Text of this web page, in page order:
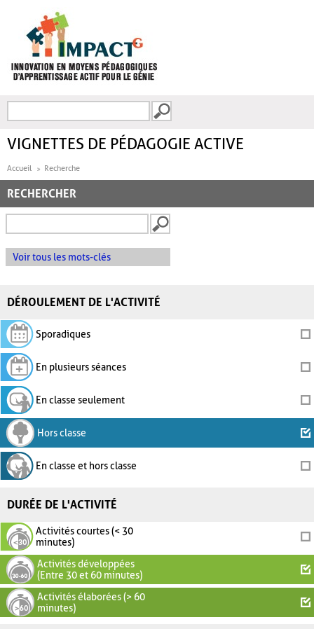
FORMULAIRE DE
VIGNETTES DE PÉDAGOGIE ACTIVE
Accueil Recherche
RECHERCHER
Voir tous les mots-clés
DÉROULEMENT DE L'ACTIVITÉ
Sporadiques
En plusieurs séances
En classe seulement
Hors classe
En classe et hors classe
DURÉE DE L'ACTIVITÉ
Activités courtes (< 30
minutes)
Activités développées
(Entre 30 et 60 minutes)
Activités élaborées (> 60
minutes)